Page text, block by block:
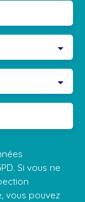
Si vous ne
vous pouvez